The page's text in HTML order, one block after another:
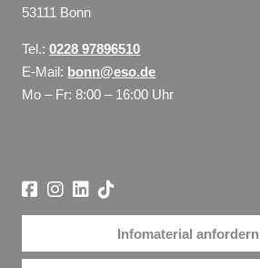
53111 Bonn
Tel.:0228 97896510
E-Mail: bonn@eso.de
Mo – Fr: 8:00 – 16:00 Uhr
Infomaterial anfordern